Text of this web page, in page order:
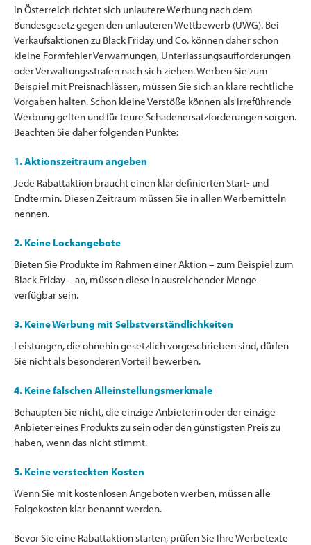
In Österreich richtet sich unlautere Werbung nach dem
Bundesgesetz gegen den unlauteren Wettbewerb (UWG). Bei
Verkaufsaktionen zu Black Friday und Co. können daher schon
kleine Formfehler Verwarnungen, Unterlassungsaufforderungen
oder Verwaltungsstrafen nach sich ziehen. Werben Sie zum
Beispiel mit Preisnachlässen, müssen Sie sich an klare rechtliche
Vorgaben halten. Schon kleine Verstöße können als irreführende
Werbung gelten und für teure Schadenersatzforderungen sorgen.
Beachten Sie daher folgenden Punkte:
1. Aktionszeitraum angeben
Jede Rabattaktion braucht einen klar definierten Start- und
Endtermin. Diesen Zeitraum müssen Sie in allen Werbemitteln
nennen.
2. Keine Lockangebote
Bieten Sie Produkte im Rahmen einer Aktion – zum Beispiel zum
Black Friday – an, müssen diese in ausreichender Menge
verfügbar sein.
3. Keine Werbung mit Selbstverständlichkeiten
Leistungen, die ohnehin gesetzlich vorgeschrieben sind, dürfen
Sie nicht als besonderen Vorteil bewerben.
4. Keine falschen Alleinstellungsmerkmale
Behaupten Sie nicht, die einzige Anbieterin oder der einzige
Anbieter eines Produkts zu sein oder den günstigsten Preis zu
haben, wenn das nicht stimmt.
5. Keine versteckten Kosten
Wenn Sie mit kostenlosen Angeboten werben, müssen alle
Folgekosten klar benannt werden.
Bevor Sie eine Rabattaktion starten, prüfen Sie Ihre Werbetexte